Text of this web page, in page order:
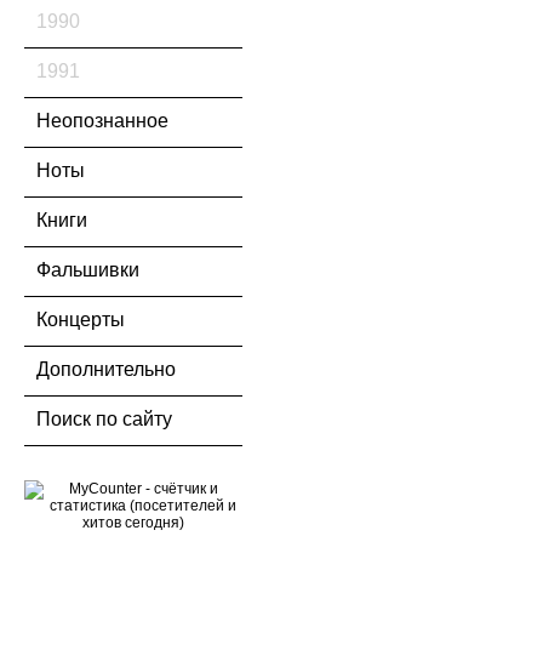
1990
1991
Неопознанное
Ноты
Книги
Фальшивки
Концерты
Дополнительно
Поиск по сайту